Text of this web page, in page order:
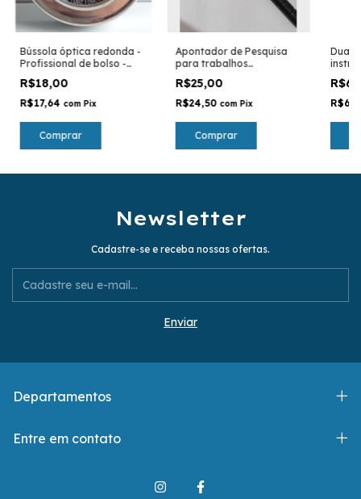
Bússola óptica redonda -
Profissional de bolso -
caça, trilha e pesca
R$18,00
R$17,64 com Pix
Comprar
Apontador de Pesquisa
para trabalhos
radiestesia, radiônica
R$25,00
R$24,50 com Pix
Comprar
Dual
Newsletter
Cadastre-se e receba nossas ofertas.
Departamentos
Entre em contato